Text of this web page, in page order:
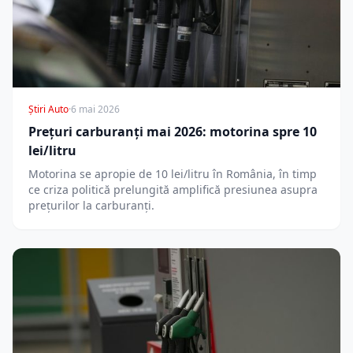
Știri Auto·6 mai 2026
Prețuri carburanți mai 2026: motorina spre 10
lei/litru
Motorina se apropie de 10 lei/litru în România, în timp
ce criza politică prelungită amplifică presiunea asupra
prețurilor la carburanți.